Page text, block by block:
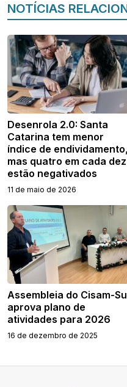
NOTÍCIAS
Desenrola 2.0: Santa
Catarina tem menor
índice de endividamento,
mas quatro em cada dez
estão negativados
11 de maio de 2026
Assembleia do Cisam-
aprova plano de
atividades para 2026
16 de dezembro de 2025